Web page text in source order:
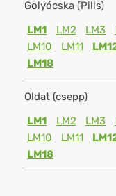
Golyócska (Pills)
LM1
LM2 LM3
LM10
LM11
LM18
Oldat (csepp)
LM1
LM2 LM3
LM10
LM11
LM18